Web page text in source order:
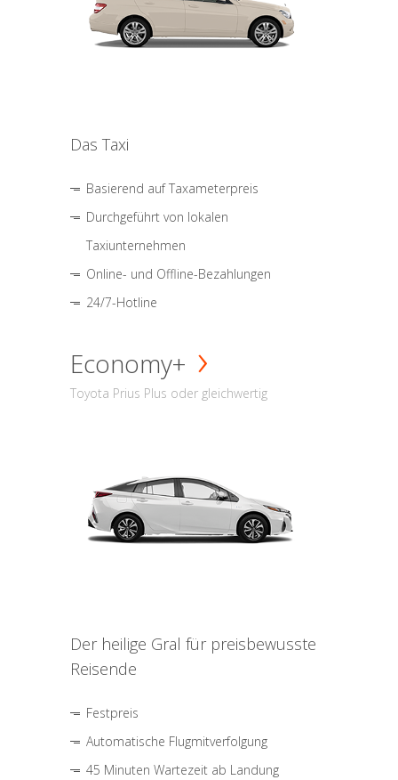
Das Taxi
Basierend auf Taxameterpreis
Durchgeführt von lokalen
Taxiunternehmen
Online- und Offline-Bezahlungen
24/7-Hotline
Economy+
Toyota Prius Plus oder gleichwertig
Der heilige Gral für preisbewusste
Reisende
Festpreis
Automatische Flugmitverfolgung
45 Minuten Wartezeit ab Landung